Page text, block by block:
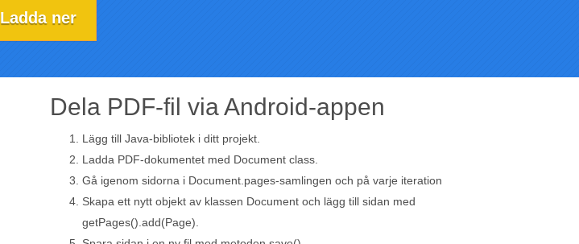
Ladda ner
Dela PDF-fil via Android-appen
Lägg till Java-bibliotek i ditt projekt.
Ladda PDF-dokumentet med Document class.
Gå igenom sidorna i Document.pages-samlingen och på varje iteration
Skapa ett nytt objekt av klassen Document och lägg till sidan med
getPages().add(Page).